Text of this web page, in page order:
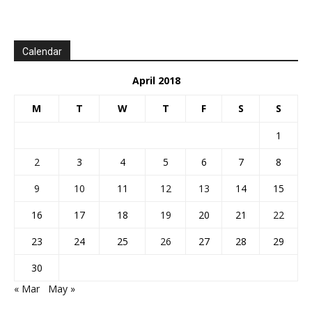
Calendar
April 2018
M T W T F S S
1
2
3 4 5 6 7
8
9
10 11 12 13 14
15
16
17 18 19 20 21
22
23
24 25 26 27 28
29
30
« Mar
May »